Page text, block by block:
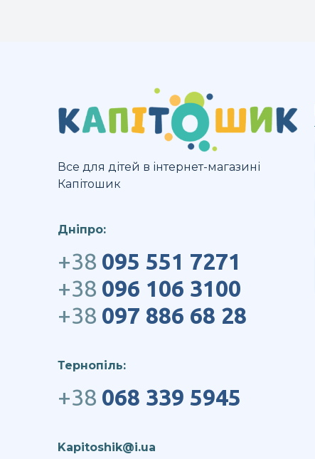
Все для дітей в інтернет-магазині
Капітошик
Дніпро:
+38 095 551 7271
+38 096 106 3100
+38 097 886 68 28
Тернопіль:
+38 068 339 5945
Kapitoshik@i.ua